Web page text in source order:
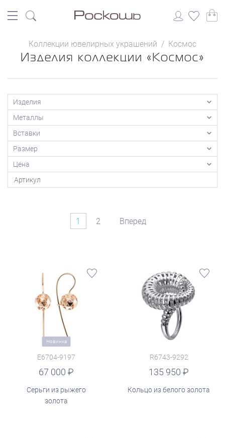
Коллекции ювелирных украшений / Космос
Изделия коллекции «Космос»
Изделия
Металлы
Вставки
Размер
Цена
1 2 Вперед
Новинка
E6704-9197
67 000
Серьги из рыжего
золота
R6743-9292
135 950
руб.
Кольцо из белого золота